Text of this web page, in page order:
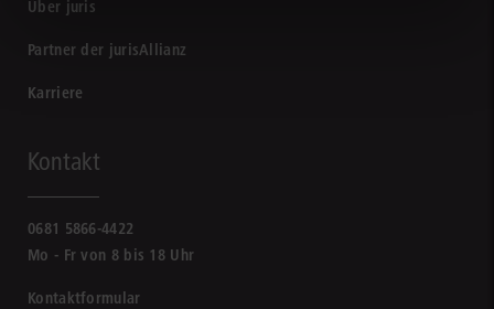
Über juris
Partner der jurisAllianz
Karriere
Kontakt
0681 5866-4422
Mo - Fr von 8 bis 18 Uhr
Kontaktformular